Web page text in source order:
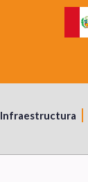
Infraestructura